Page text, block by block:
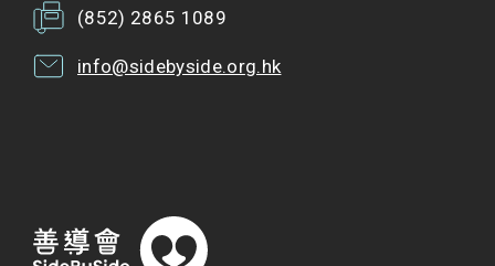
(852) 2865 1089
info@sidebyside.org.hk